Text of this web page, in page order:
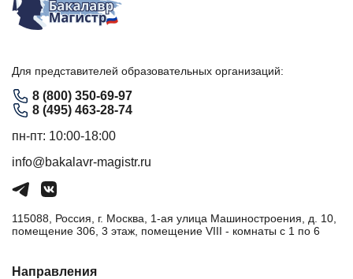
Для представителей образовательных организаций:
8 (800) 350-69-97
8 (495) 463-28-74
пн-пт: 10:00-18:00
info@bakalavr-magistr.ru
115088, Россия, г. Москва, 1-ая улица Машиностроения, д. 10,
помещение 306, 3 этаж, помещение VIII - комнаты с 1 по 6
Направления